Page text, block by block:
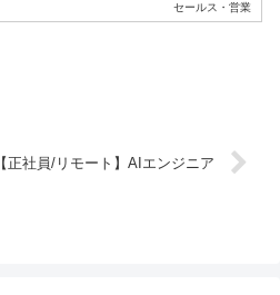
セールス・営業
【正社員/リモート】AIエンジニア